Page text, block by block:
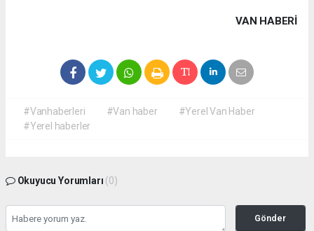
VAN HABERİ
#Vanhaberleri #Van haber
#Yerel Van Haber
#Yerel haberler
Okuyucu Yorumları (0)
Gönder